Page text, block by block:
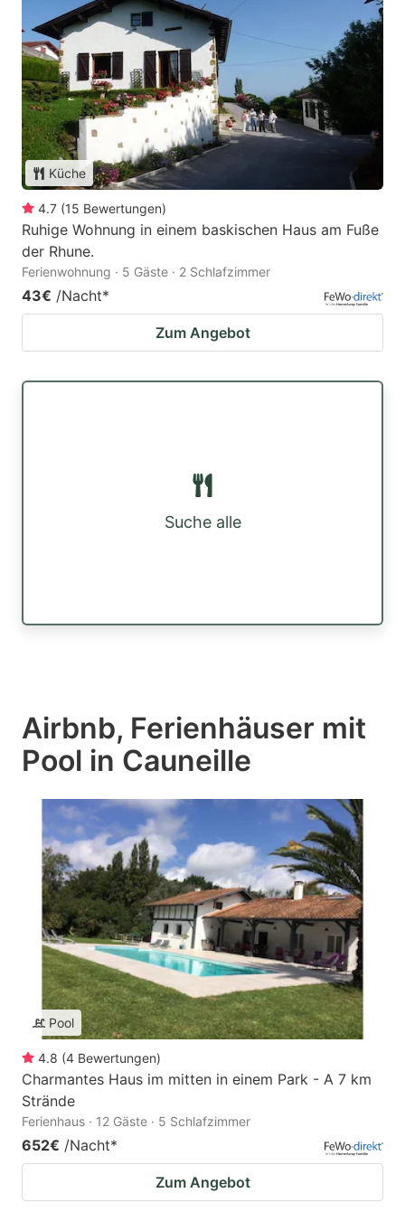
Küche
4.7 (15 Bewertungen)
Ruhige Wohnung in einem baskischen Haus am Fuße
der Rhune.
Ferienwohnung · 5 Gäste · 2 Schlafzimmer
43€ /Nacht*
Zum Angebot
Suche alle
Airbnb, Ferienhäuser mit
Pool in Cauneille
Pool
4.8 (4 Bewertungen)
Charmantes Haus im mitten in einem Park - A 7 km
Strände
Ferienhaus · 12 Gäste · 5 Schlafzimmer
652€ /Nacht*
Zum Angebot